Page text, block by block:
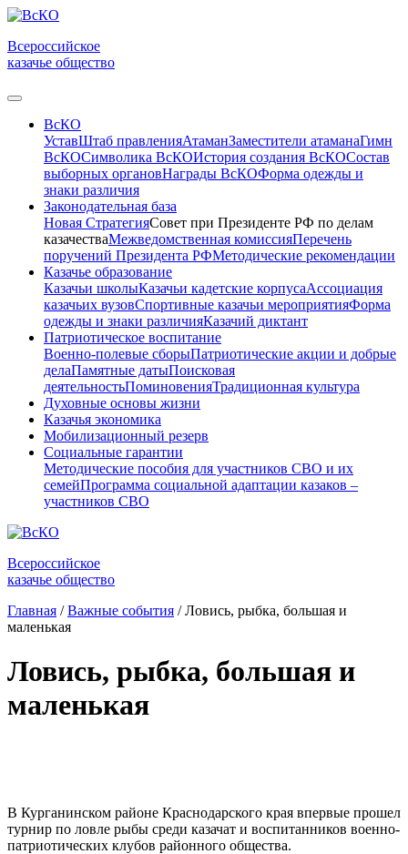
Всероссийское
казачье общество
ВсКО
УставШтаб правленияАтаманЗаместители атаманаГимн
ВсКОСимволика ВсКОИстория создания ВсКОСостав
выборных органовНаграды ВсКОФорма одежды и
знаки различия
Законодательная база
Новая СтратегияСовет при Президенте РФ по делам
казачестваМежведомственная комиссияПеречень
поручений Президента РФМетодические рекомендации
Казачье образование
Казачьи школыКазачьи кадетские корпусаАссоциация
казачьих вузовСпортивные казачьи мероприятияФорма
одежды и знаки различияКазачий диктант
Патриотическое воспитание
Военно-полевые сборыПатриотические акции и добрые
делаПамятные датыПоисковая
деятельностьПоминовенияТрадиционная культура
Духовные основы жизни
Казачья экономика
Мобилизационный резерв
Социальные гарантии
Методические пособия для участников СВО и их
семейПрограмма социальной адаптации казаков –
участников СВО
Всероссийское
казачье общество
Главная / Важные события / Ловись, рыбка, большая и
маленькая
Ловись, рыбка, большая и
маленькая
В Курганинском районе Краснодарского края впервые прошел
турнир по ловле рыбы среди казачат и воспитанников военно-
патриотических клубов районного общества.